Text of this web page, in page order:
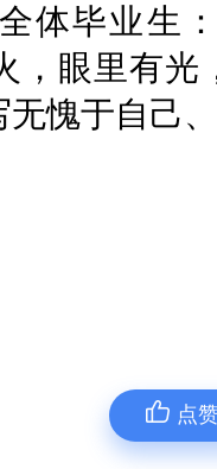
体毕业生
，眼里有
愧于自己
点